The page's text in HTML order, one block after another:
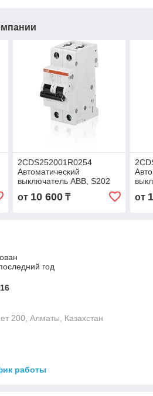
2CDS252001R0254
Автоматический
выключатель ABB, S202
2P 25А (С) 4,5kA
от 10 600₸ от
год
200, Алматы, Казахстан
работы